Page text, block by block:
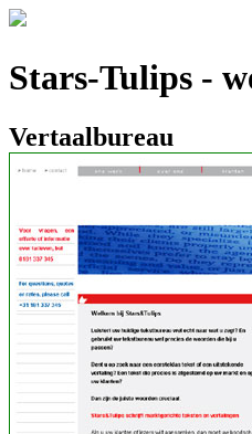
Stars-Tulips -
Vertaalbureau